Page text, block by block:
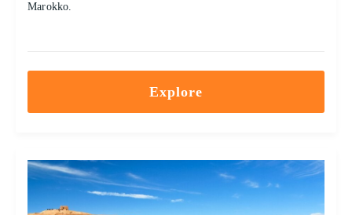
Marokko.
Explore